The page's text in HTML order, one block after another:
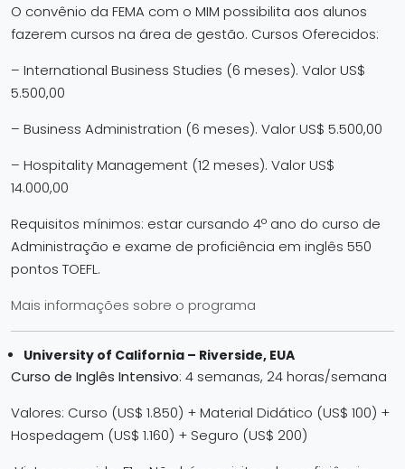
O convênio da FEMA com o MIM possibilita aos alunos
fazerem cursos na área de gestão. Cursos Oferecidos:
– International Business Studies (6 meses). Valor US$
5.500,00
– Business Administration (6 meses). Valor US$ 5.500,00
– Hospitality Management (12 meses). Valor US$
14.000,00
Requisitos mínimos: estar cursando 4º ano do curso de
Administração e exame de proficiência em inglês 550
pontos TOEFL.
Mais informações sobre o programa
University of California – Riverside, EUA
Curso de Inglês Intensivo: 4 semanas, 24 horas/semana
Valores: Curso (US$ 1.850) + Material Didático (US$ 100) +
Hospedagem (US$ 1.160) + Seguro (US$ 200)